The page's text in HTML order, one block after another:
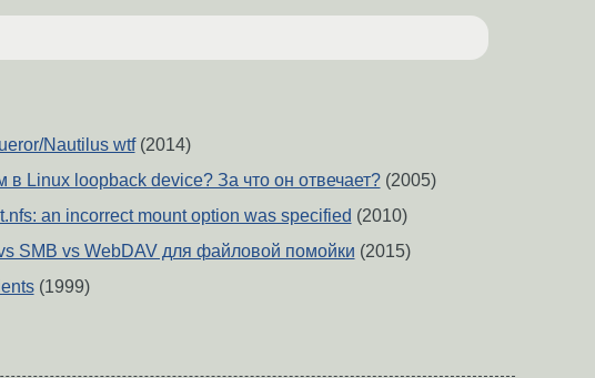
Nautilus wtf(2014)
в Linux loopback device? За что он отвечает?(2005)
an incorrect mount option was specified (2010)
SMB vs WebDAV для файловой помойки (2015)
(1999)